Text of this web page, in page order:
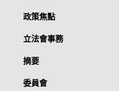
政策焦點
立法會事務
摘要
委員會